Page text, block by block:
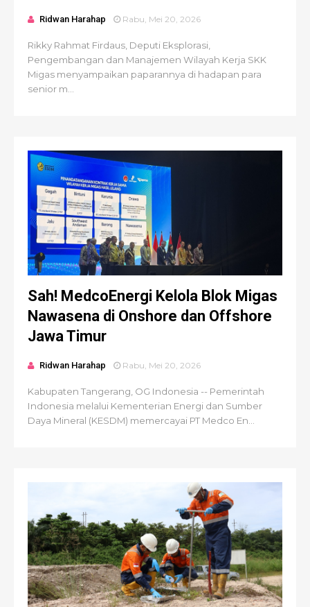
Ridwan Harahap Rabu, Mei 20, 2026
Rikky Rahmat Firdaus, Deputi Eksplorasi,
Pengembangan dan Manajemen Wilayah Kerja SKK
Migas menyampaikan paparannya di hadapan para
senior m...
Sah! MedcoEnergi Kelola Blok Migas
Nawasena di Onshore dan Offshore
Jawa Timur
Ridwan Harahap Rabu, Mei 20, 2026
Kabupaten Tangerang, OG Indonesia -- Pemerintah
Indonesia melalui Kementerian Energi dan Sumber
Daya Mineral (KESDM) memercayai PT Medco En...